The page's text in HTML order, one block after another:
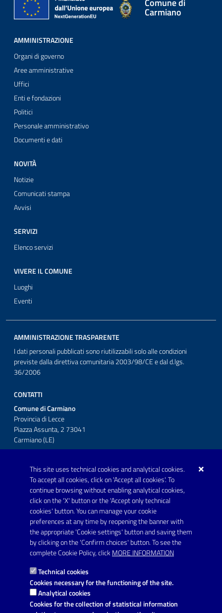
This site uses technical cookies and analytical cookies.
To accept all cookies, click on 'Accept all cookies'. To
continue browsing without enabling analytical cookies,
click on the 'X' button or the 'Accept only technical
cookies' button. You can manage your cookie
preferences at any time by reopening the banner with
the appropriate 'Cookie settings' button and saving them
by clicking on the 'Confirm choices' button. To see the
complete Cookie Policy, click MORE INFORMATION
Technical cookies
Cookies necessary for the functioning of the site.
Analytical cookies
Cookies for the collection of statistical information
Comune di
Carmiano
AMMINISTRAZIONE
Organi di governo
Aree amministrative
Uffici
Enti e fondazioni
Politici
Personale amministrativo
Documenti e dati
NOVITÀ
Notizie
Comunicati stampa
Avvisi
SERVIZI
Elenco servizi
VIVERE IL COMUNE
Luoghi
Eventi
AMMINISTRAZIONE TRASPARENTE
I dati personali pubblicati sono riutilizzabili solo alle condizioni
previste dalla direttiva comunitaria 2003/98/CE e dal d.lgs.
36/2006
CONTATTI
Comune di Carmiano
Provincia di Lecce
Piazza Assunta, 2 73041
Carmiano (LE)
Posta Elettronica Certificata:
protocollo.comunecarmiano@pec.rupar.puglia.it
URP - Ufficio Relazioni con il Pubblico
Link utili
Informativa privacy
Dichiarazione di accessibilità
Note legali